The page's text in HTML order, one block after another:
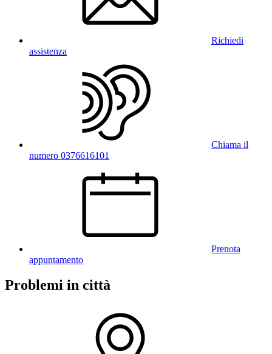
Richiedi
assistenza
Chiama il
numero 0376616101
Prenota
appuntamento
Problemi in città